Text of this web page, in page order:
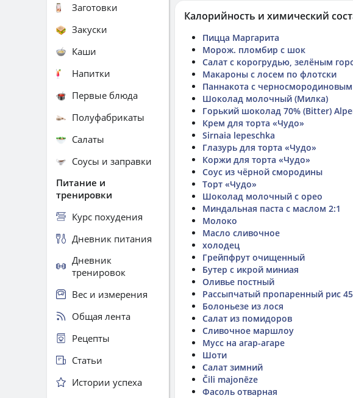
Калорийность и химический
Пицца Маргарита
Морож. пломбир с шок
Салат с корогрудью, зелёным
Макароны с лосем по флотски
Паннакота с
Шоколад молочный (Милка)
Горький шоколад 70% (Bitter)
Крем для торта «Чудо»
Sirnaia lepeschka
Глазурь для торта «Чудо»
Коржи для торта «Чудо»
Соус из чёрной смородины
Торт «Чудо»
Шоколад молочный с орео
Миндальная паста с маслом 2:1
Молоко
Масло сливочное
холодец
Грейпфрут очищенный
Бутер с икрой миниая
Оливье постный
Рассыпчатый пропаренный рис
Болоньезе из лося
Салат из помидоров
Сливочное маршлоу
Мусс на агар-агаре
Шоти
Салат зимний
Čili majonēze
Фасоль отварная
Заготовки
Закуски
Каши
Напитки
Первые блюда
Полуфабрикаты
Салаты
Соусы и заправки
Питание и
тренировки
Курс похудения
Дневник питания
Дневник
тренировок
Вес и измерения
Общая лента
Рецепты
Статьи
Истории успеха